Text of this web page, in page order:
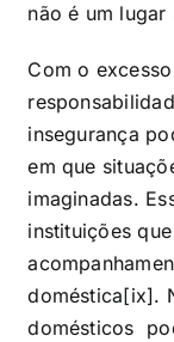
não é um lugar
Com o
insegurança
em que
imaginadas.
instituições
doméstica[ix].
domésticos